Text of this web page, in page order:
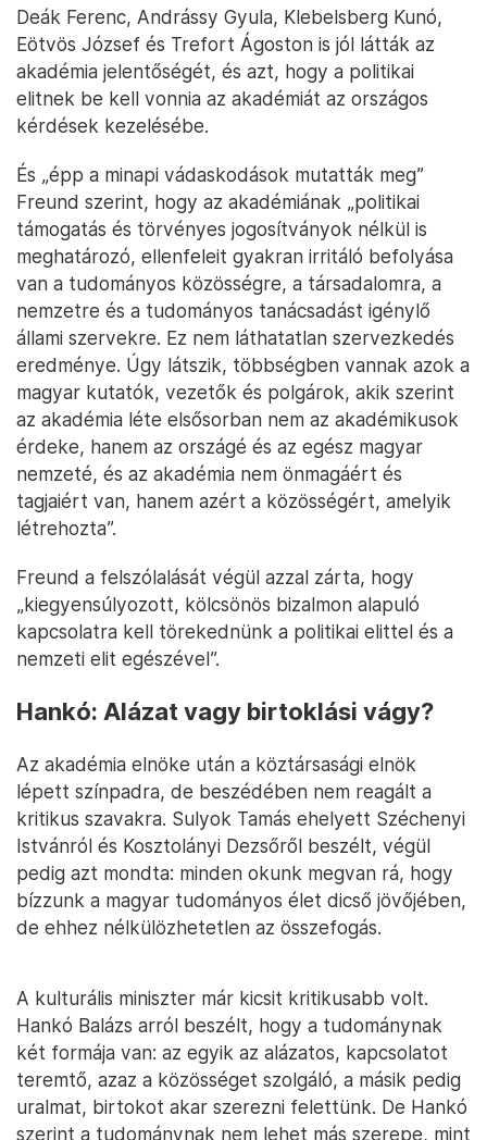
Deák Ferenc, Andrássy Gyula, Klebelsberg Kunó,
Eötvös József és Trefort Ágoston is jól látták az
akadémia jelentőségét, és azt, hogy a politikai
elitnek be kell vonnia az akadémiát az országos
kérdések kezelésébe.
És „épp a minapi vádaskodások mutatták meg”
Freund szerint, hogy az akadémiának „politikai
támogatás és törvényes jogosítványok nélkül is
meghatározó, ellenfeleit gyakran irritáló befolyása
van a tudományos közösségre, a társadalomra, a
nemzetre és a tudományos tanácsadást igénylő
állami szervekre. Ez nem láthatatlan szervezkedés
eredménye. Úgy látszik, többségben vannak azok a
magyar kutatók, vezetők és polgárok, akik szerint
az akadémia léte elsősorban nem az akadémikusok
érdeke, hanem az országé és az egész magyar
nemzeté, és az akadémia nem önmagáért és
tagjaiért van, hanem azért a közösségért, amelyik
létrehozta”.
Freund a felszólalását végül azzal zárta, hogy
„kiegyensúlyozott, kölcsönös bizalmon alapuló
kapcsolatra kell törekednünk a politikai elittel és a
nemzeti elit egészével”.
Hankó: Alázat vagy birtoklási vágy?
Az akadémia elnöke után a köztársasági elnök
lépett színpadra, de beszédében nem reagált a
kritikus szavakra. Sulyok Tamás ehelyett Széchenyi
Istvánról és Kosztolányi Dezsőről beszélt, végül
pedig azt mondta: minden okunk megvan rá, hogy
bízzunk a magyar tudományos élet dicső jövőjében,
de ehhez nélkülözhetetlen az összefogás.
A kulturális miniszter már kicsit kritikusabb volt.
Hankó Balázs arról beszélt, hogy a tudománynak
két formája van: az egyik az alázatos, kapcsolatot
teremtő, azaz a közösséget szolgáló, a másik pedig
uralmat, birtokot akar szerezni felettünk. De Hankó
szerint a tudománynak nem lehet más szerepe, mint